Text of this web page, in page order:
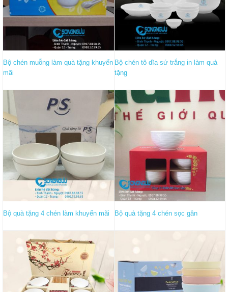
Bộ chén muỗng làm quà tặng khuyến
mãi
Bộ chén tô dĩa sứ trắng in làm quà
tặng
Bộ quà tặng 4 chén làm khuyến mãi Bộ quà tặng 4 chén sọc gân